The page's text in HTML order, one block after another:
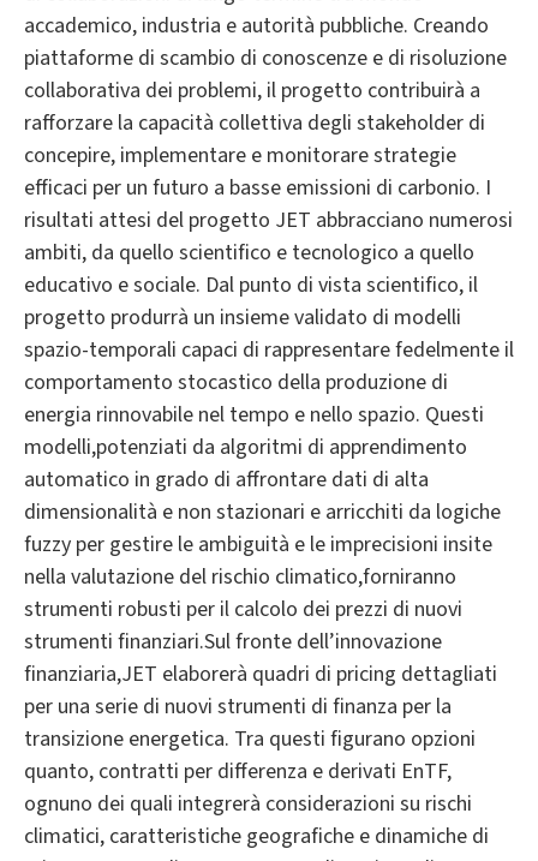
accademico, industria e autorità pubbliche. Creando
piattaforme di scambio di conoscenze e di risoluzione
collaborativa dei problemi, il progetto contribuirà a
rafforzare la capacità collettiva degli stakeholder di
concepire, implementare e monitorare strategie
efficaci per un futuro a basse emissioni di carbonio. I
risultati attesi del progetto JET abbracciano numerosi
ambiti, da quello scientifico e tecnologico a quello
educativo e sociale. Dal punto di vista scientifico, il
progetto produrrà un insieme validato di modelli
spazio-temporali capaci di rappresentare fedelmente il
comportamento stocastico della produzione di
energia rinnovabile nel tempo e nello spazio. Questi
modelli,potenziati da algoritmi di apprendimento
automatico in grado di affrontare dati di alta
dimensionalità e non stazionari e arricchiti da logiche
fuzzy per gestire le ambiguità e le imprecisioni insite
nella valutazione del rischio climatico,forniranno
strumenti robusti per il calcolo dei prezzi di nuovi
strumenti finanziari.Sul fronte dell’innovazione
finanziaria,JET elaborerà quadri di pricing dettagliati
per una serie di nuovi strumenti di finanza per la
transizione energetica. Tra questi figurano opzioni
quanto, contratti per differenza e derivati EnTF,
ognuno dei quali integrerà considerazioni su rischi
climatici, caratteristiche geografiche e dinamiche di